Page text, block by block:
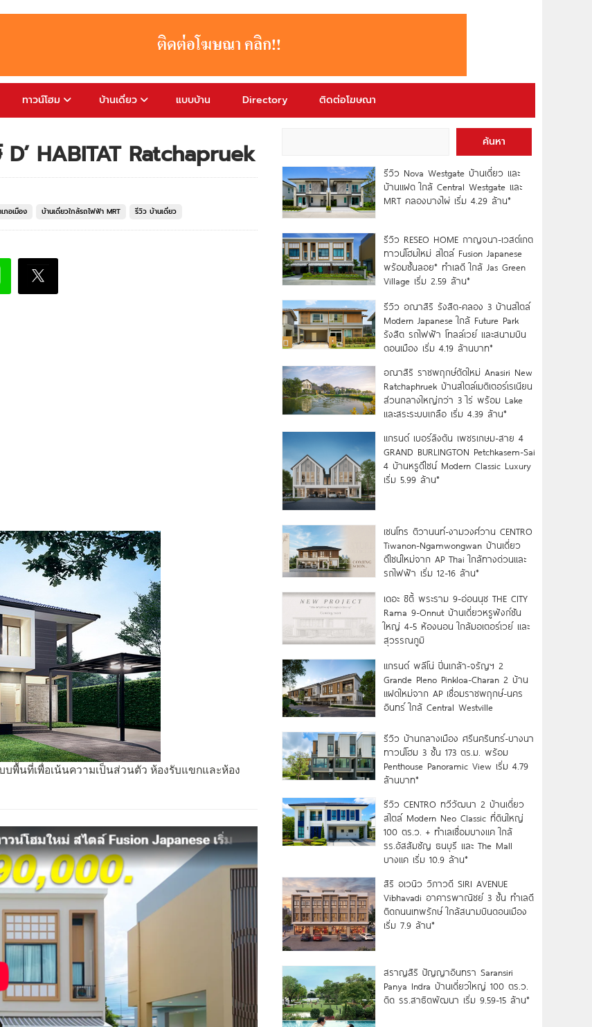
ทาวน์โฮม บ้านเดี่ยว แบบบ้าน Directory ติดต่อโฆษณา
HABITAT Ratchapruek
ภอเมือง บ้านเดี่ยวใกล้รถไฟฟ้า MRT รีวิว บ้านเดี่ยว
บพื้นที่เพื่อเน้นความเป็นส่วนตัว ห้องรับแขกและห้อง
ค้นหา
รีวิว Nova Westgate บ้านเดี่ยว และ
บ้านแฝด ใกล้ Central Westgate และ
MRT คลองบางไผ่ เริ่ม 4.29 ล้าน*
รีวิว RESEO HOME กาญจนา-เวสต์เกต
ทาวน์โฮมใหม่ สไตล์ Fusion Japanese
พร้อมชั้นลอย* ทำเลดี ใกล้ Jas Green
Village เริ่ม 2.59 ล้าน*
รีวิว อณาสิริ รังสิต-คลอง 3 บ้านสไตล์
Modern Japanese ใกล้ Future Park
รังสิต รถไฟฟ้า โทลล์เวย์ และสนามบิน
ดอนเมือง เริ่ม 4.19 ล้านบาท*
อณาสิริ ราชพฤกษ์ตัดใหม่ Anasiri New
Ratchaphruek บ้านสไตล์เมดิเตอร์เรเนียน
ส่วนกลางใหญ่กว่า 3 ไร่ พร้อม Lake
และสระระบบเกลือ เริ่ม 4.39 ล้าน*
แกรนด์ เบอร์ลิงตัน เพชรเกษม-สาย 4
GRAND BURLINGTON Petchkasem-Sai
4 บ้านหรูดีไซน์ Modern Classic Luxury
เริ่ม 5.99 ล้าน*
เซนโทร ติวานนท์-งามวงศ์วาน CENTRO
Tiwanon-Ngamwongwan บ้านเดี่ยว
ดีไซน์ใหม่จาก AP Thai ใกล้ทางด่วนและ
รถไฟฟ้า เริ่ม 12-16 ล้าน*
เดอะ ซิตี้ พระราม 9-อ่อนนุช THE CITY
Rama 9-Onnut บ้านเดี่ยวหรูฟังก์ชัน
ใหญ่ 4-5 ห้องนอน ใกล้มอเตอร์เวย์ และ
สุวรรณภูมิ
แกรนด์ พลีโน่ ปิ่นเกล้า-จรัญฯ 2
Grande Pleno Pinkloa-Charan 2 บ้าน
แฝดใหม่จาก AP เชื่อมราชพฤกษ์-นคร
อินทร์ ใกล้ Central Westville
รีวิว บ้านกลางเมือง ศรีนครินทร์-บางนา
ทาวน์โฮม 3 ชั้น 173 ตร.ม. พร้อม
Penthouse Panoramic View เริ่ม 4.79
ล้านบาท*
รีวิว CENTRO ทวีวัฒนา 2 บ้านเดี่ยว
สไตล์ Modern Neo Classic ที่ดินใหญ่
100 ตร.ว. + ทำเลเชื่อมบางแค ใกล้
รร.อัสสัมชัญ ธนบุรี และ The Mall
บางแค เริ่ม 10.9 ล้าน*
สิริ อเวนิว วิภาวดี SIRI AVENUE
Vibhavadi อาคารพาณิชย์ 3 ชั้น ทำเลดี
ติดถนนเทพรักษ์ ใกล้สนามบินดอนเมือง
เริ่ม 7.9 ล้าน*
สราญสิริ ปัญญาอินทรา Saransiri
Panya Indra บ้านเดี่ยวใหญ่ 100 ตร.ว.
ดิด รร.สาธิตพัฒนา เริ่ม 9.59-15 ล้าน*